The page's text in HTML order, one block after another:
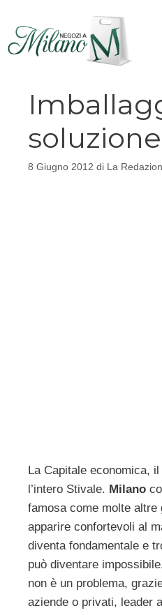
contenuto
soluzione
8 Giugno 2012 di La
La Capitale economica,
l’intero Stivale. Milano
famosa come molte
apparire confortevoli al
diventa fondamentale e
può diventare
non è un problema,
aziende o privati, leader